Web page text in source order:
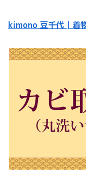
kimono 豆千代│着